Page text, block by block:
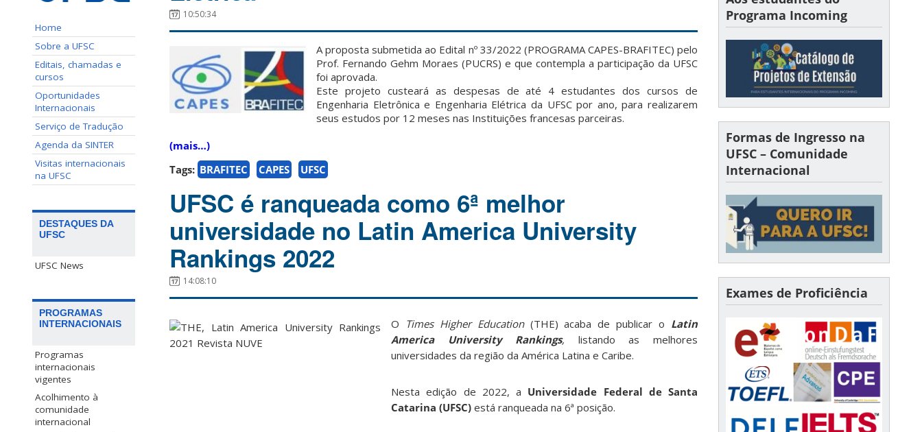
Home
Sobre a UFSC
Editais, chamadas e
cursos
Oportunidades
Internacionais
Serviço de Tradução
Agenda da SINTER
Visitas internacionais
na UFSC
DESTAQUES DA
UFSC
UFSC News
PROGRAMAS
INTERNACIONAIS
Programas
internacionais
vigentes
Acolhimento à
comunidade
internacional
10:50:34
A proposta submetida ao Edital nº 33/2022 (PROGRAMA CAPES-BRAFITEC) pelo
Prof. Fernando Gehm Moraes (PUCRS) e que contempla a participação da UFSC
foi aprovada.
Este projeto custeará as despesas de até 4 estudantes dos cursos de
Engenharia Eletrônica e Engenharia Elétrica da UFSC por ano, para realizarem
seus estudos por 12 meses nas Instituições francesas parceiras.
(mais…)
Tags: BRAFITEC CAPES UFSC
UFSC é ranqueada como 6ª melhor
universidade no Latin America University
Rankings 2022
14:08:10
O Times Higher Education(THE) acaba de publicar o Latin
America University Rankings, listando as melhores
universidades da região da América Latina e Caribe.
Nesta edição de 2022, a Universidade Federal de Santa
Catarina (UFSC) está ranqueada na 6ª posição.
Programa Incoming
Formas de Ingresso na
UFSC – Comunidade
Internacional
Exames de Proficiência